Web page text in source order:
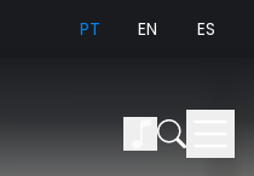
PT EN ES